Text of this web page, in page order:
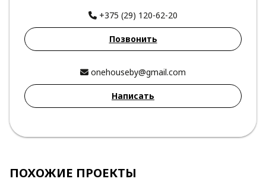
+375 (29) 120-62-20
Позвонить
onehouseby@gmail.com
Написать
ПОХОЖИЕ ПРОЕКТЫ